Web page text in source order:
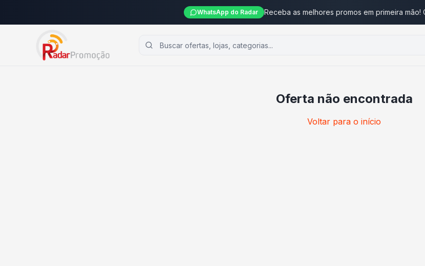
WhatsApp do Radar Receba as melhores promos em primeira
Oferta não encontrada
Voltar para o início